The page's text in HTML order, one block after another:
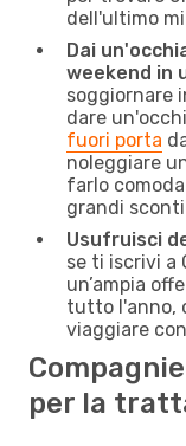
dell'ultimo
Dai
weekend in
soggiornare
dare
fuori porta
noleggiare
farlo
grandi
Usufruisci
se ti iscrivi a
un’ampia
tutto l'anno,
viaggiare
per la